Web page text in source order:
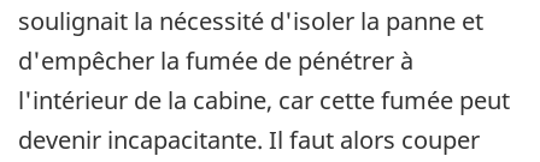
soulignait la nécessité d'isoler la panne et
d'empêcher la fumée de pénétrer à
l'intérieur de la cabine, car cette fumée peut
devenir incapacitante. Il faut alors couper